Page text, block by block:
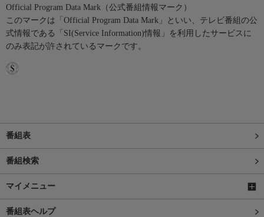
Official Program Data Mark（公式番組情報マーク）
このマークは「Official Program Data Mark」といい、テレビ番組の公
式情報である「SI(Service Information)情報」を利用したサービスに
のみ表記が許されているマークです。
番組表
番組検索
マイメニュー
番組表ヘルプ